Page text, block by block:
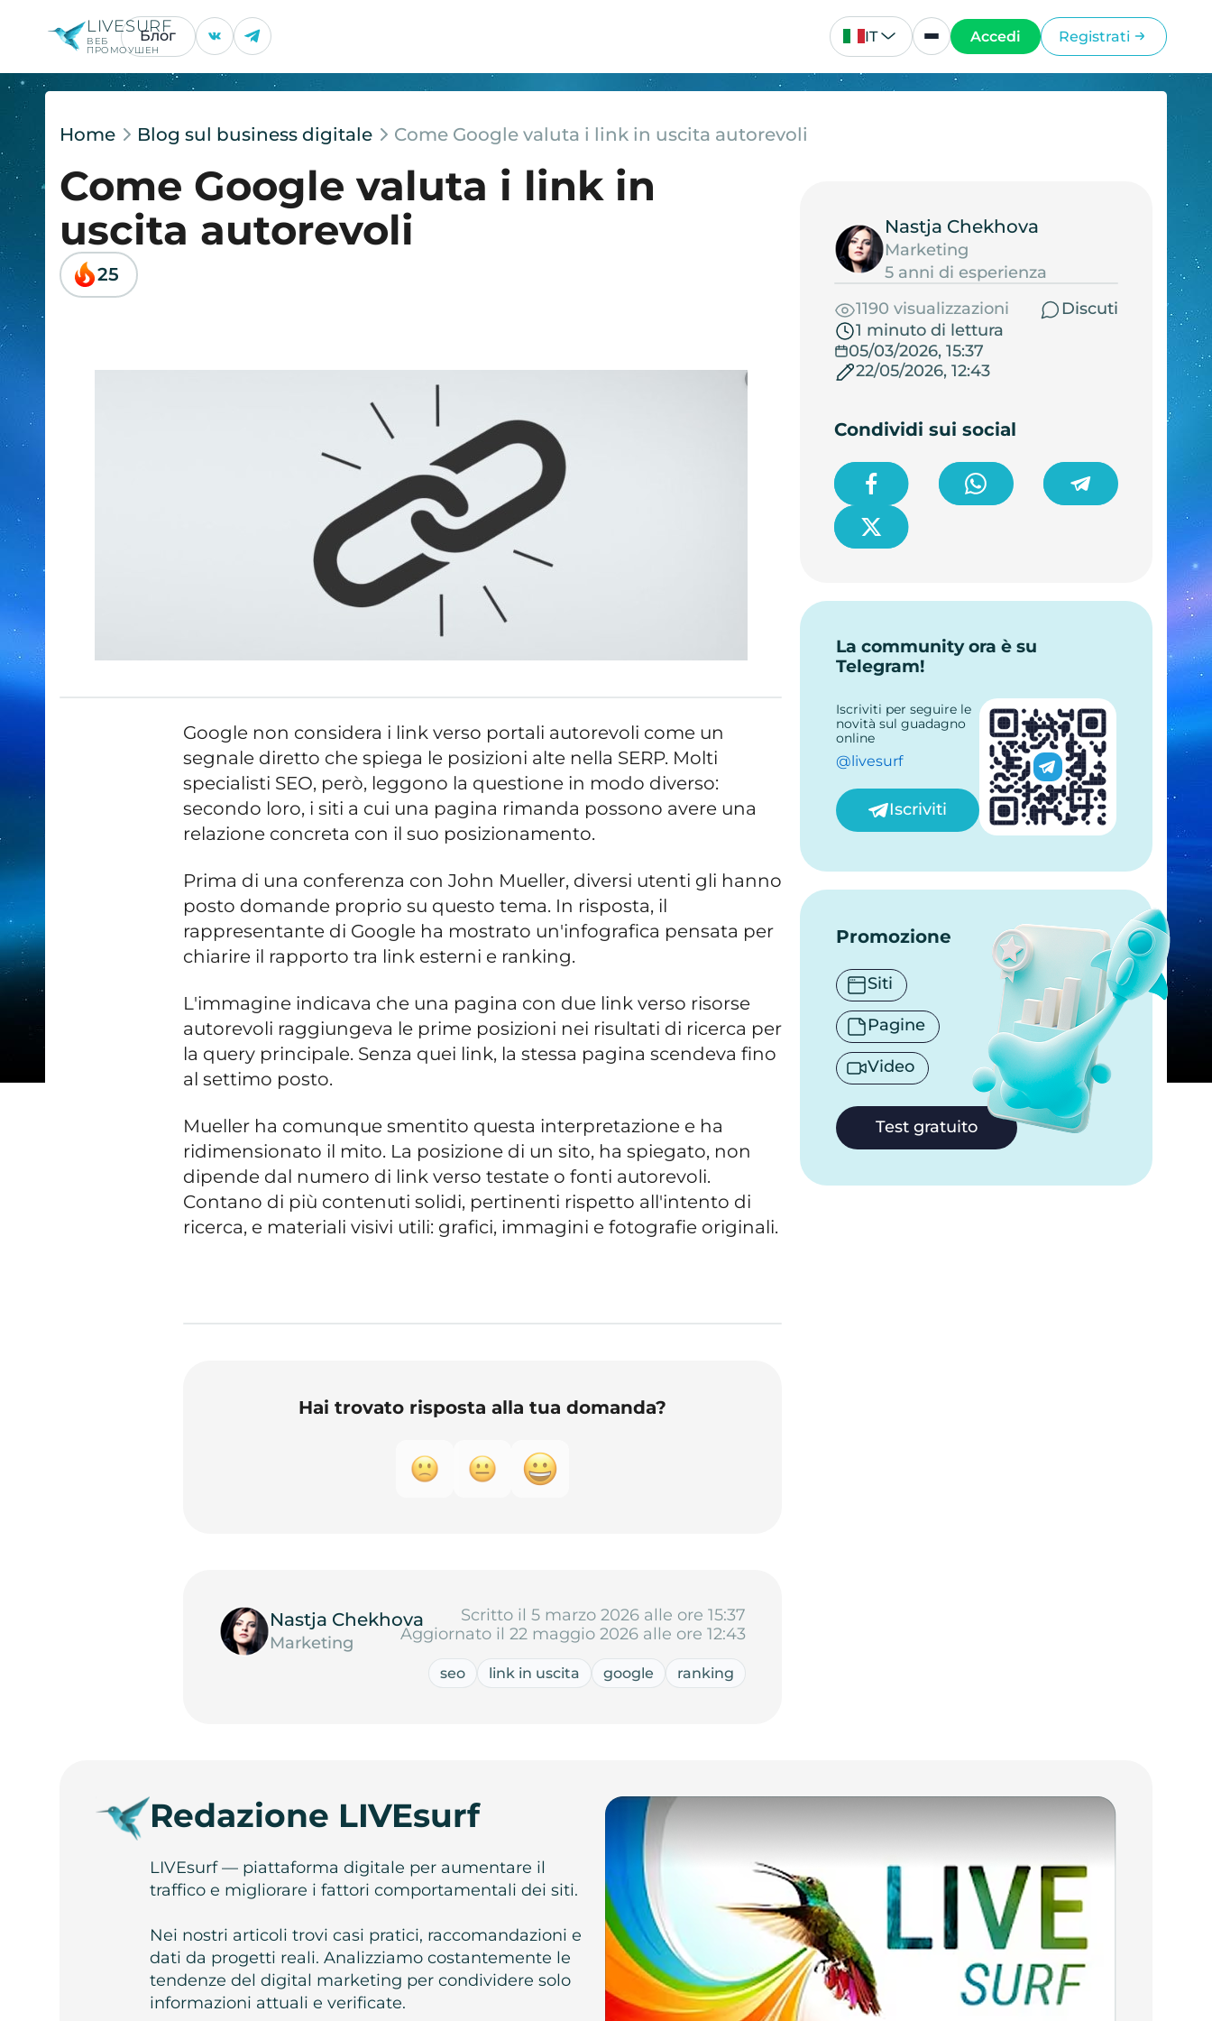
LIVESURF
ВЕБ
ПРОМОУШЕН
Блог IT Accedi Registrati
Home Blog sul business digitale Come Google valuta i link in uscita autorevoli
Come Google valuta i link in
uscita autorevoli
25
Google non considera i link verso portali autorevoli come un
segnale diretto che spiega le posizioni alte nella SERP. Molti
specialisti SEO, però, leggono la questione in modo diverso:
secondo loro, i siti a cui una pagina rimanda possono avere una
relazione concreta con il suo posizionamento.
Prima di una conferenza con John Mueller, diversi utenti gli hanno
posto domande proprio su questo tema. In risposta, il
rappresentante di Google ha mostrato un'infografica pensata per
chiarire il rapporto tra link esterni e ranking.
L'immagine indicava che una pagina con due link verso risorse
autorevoli raggiungeva le prime posizioni nei risultati di ricerca per
la query principale. Senza quei link, la stessa pagina scendeva fino
al settimo posto.
Mueller ha comunque smentito questa interpretazione e ha
ridimensionato il mito. La posizione di un sito, ha spiegato, non
dipende dal numero di link verso testate o fonti autorevoli.
Contano di più contenuti solidi, pertinenti rispetto all'intento di
ricerca, e materiali visivi utili: grafici, immagini e fotografie originali.
Hai trovato risposta alla tua domanda?
Nastja Chekhova
Marketing
Scritto il 5 marzo 2026 alle ore 15:37
Aggiornato il 22 maggio 2026 alle ore 12:43
seo link in uscita google ranking
Nastja Chekhova
Marketing
5 anni di esperienza
1190 visualizzazioni
Discuti
1 minuto di lettura
05/03/2026, 15:37
22/05/2026, 12:43
Condividi sui social
La community ora è su
Telegram!
Iscriviti per seguire le
novità sul guadagno
online
@livesurf
Iscriviti
Promozione
Siti
Pagine
Video
Test gratuito
Redazione LIVEsurf
LIVEsurf — piattaforma digitale per aumentare il
traffico e migliorare i fattori comportamentali dei siti.
Nei nostri articoli trovi casi pratici, raccomandazioni e
dati da progetti reali. Analizziamo costantemente le
tendenze del digital marketing per condividere solo
informazioni attuali e verificate.